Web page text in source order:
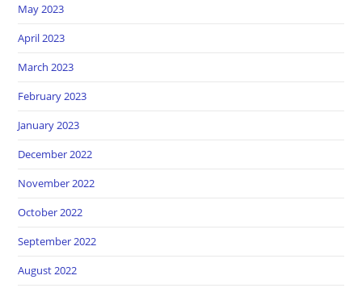
May 2023
April 2023
March 2023
February 2023
January 2023
December 2022
November 2022
October 2022
September 2022
August 2022